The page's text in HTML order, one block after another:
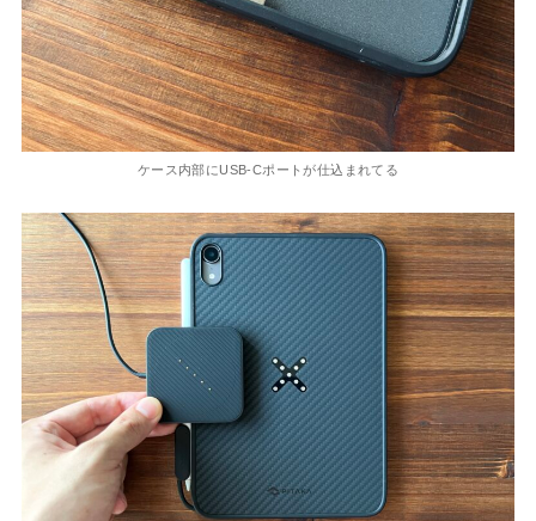
ケース内部にUSB-Cポートが仕込まれてる